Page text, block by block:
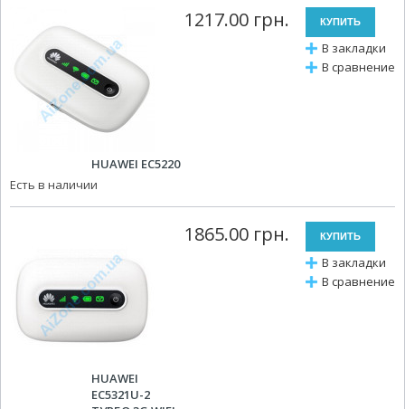
В закладки
В сравнение
1217.00 грн.
HUAWEI EC5220
Есть в наличии
В закладки
В сравнение
1865.00 грн.
HUAWEI
EC5321U-2